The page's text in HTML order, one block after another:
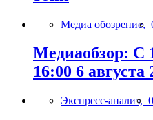
Медиа обозрение,
Медиаобзор: С
16:00 6 августа
Экспресс-анализ,